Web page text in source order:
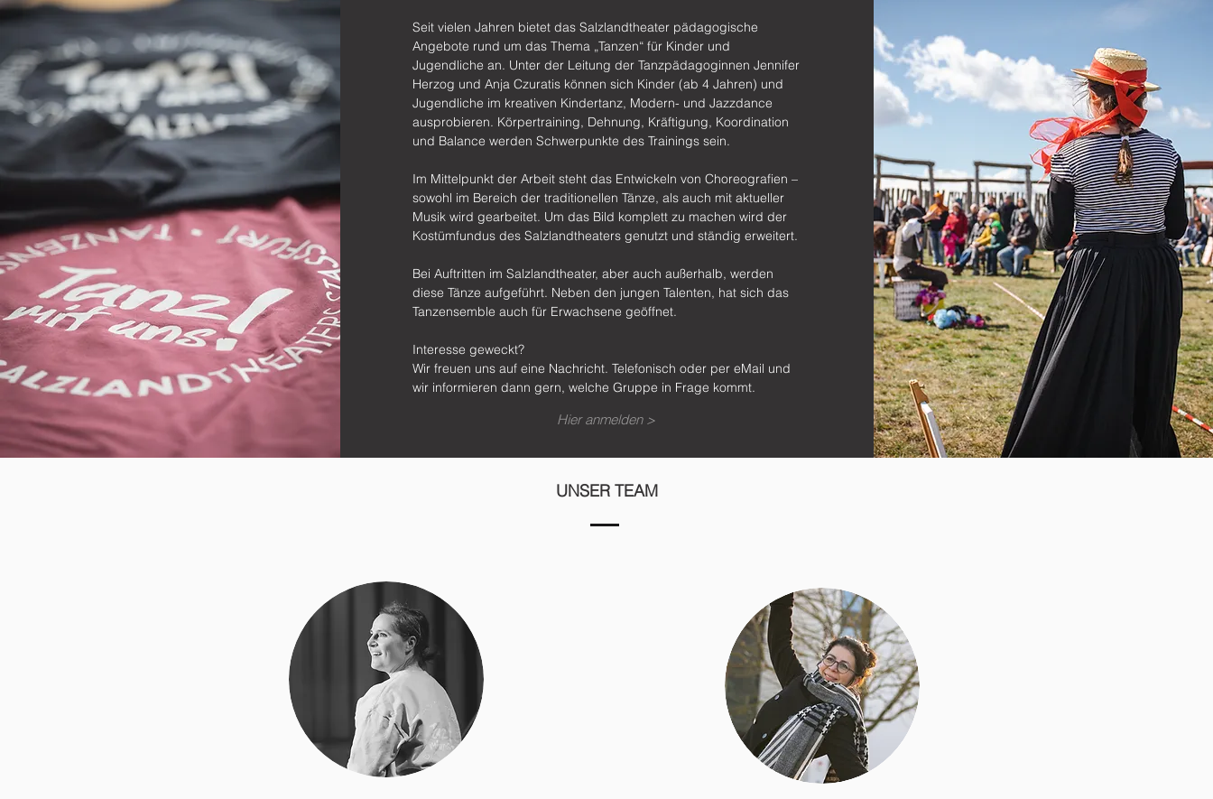
Seit vielen Jahren bietet das Salzlandtheater pädagogische
Angebote rund um das Thema „Tanzen“ für Kinder und
Jugendliche an. Unter der Leitung der Tanzpädagoginnen Jennifer
Herzog und Anja Czuratis können sich Kinder (ab 4 Jahren) und
Jugendliche im kreativen Kindertanz, Modern- und Jazzdance
ausprobieren. Körpertraining, Dehnung, Kräftigung, Koordination
und Balance werden Schwerpunkte des Trainings sein.
Im Mittelpunkt der Arbeit steht das Entwickeln von Choreografien –
sowohl im Bereich der traditionellen Tänze, als auch mit aktueller
Musik wird gearbeitet. Um das Bild komplett zu machen wird der
Kostümfundus des Salzlandtheaters genutzt und ständig erweitert.
Bei Auftritten im Salzlandtheater, aber auch außerhalb, werden
diese Tänze aufgeführt. Neben den jungen Talenten, hat sich das
Tanzensemble auch für Erwachsene geöffnet.
Interesse geweckt?
Wir freuen uns auf eine Nachricht. Telefonisch oder per eMail und
wir informieren dann gern, welche Gruppe in Frage kommt.
Hier anmelden >
UNSER TEAM